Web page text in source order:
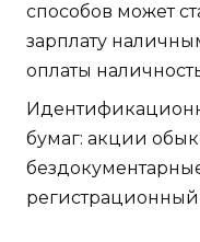
способов может
зарплату
оплаты
бумаг: акции
регистрационный